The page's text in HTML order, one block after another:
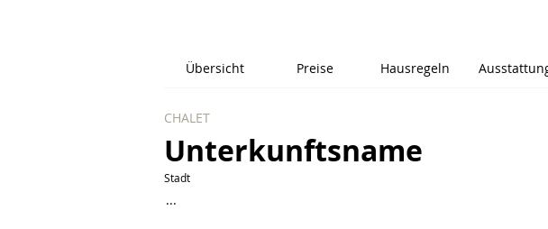
Übersicht Preise Hausregeln
CHALET
Unterkunftsname
Stadt
...